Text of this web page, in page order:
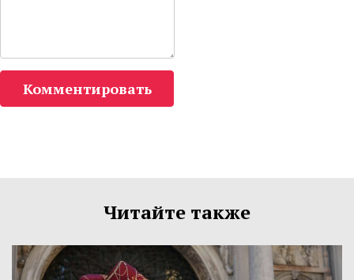
Комментировать
Читайте также